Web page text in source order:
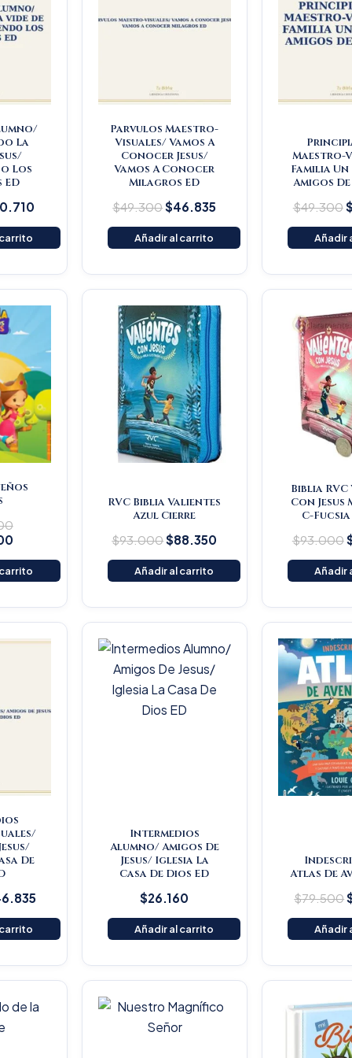
La
Los
Parvulos Maestro-
Visuales/ Vamos A
Conocer Jesus/
Vamos A Conocer
Milagros ED
$49.300$46.835
Añadir al carrito
Maestro-
Familia
Amigos
$49.300$
Añadir
was:
is:
RVC Biblia Valientes
Azul Cierre
$93.000
price
was:
$93.000.
$88.350
Current
price
is:
$88.350.
Añadir al carrito
Biblia
Con Jesus
C-
$93.000
Añadir
De
Current
price
Intermedios
Alumno/ Amigos De
Jesus/ Iglesia La
Casa De Dios ED
$26.160
Añadir al carrito
Atlas De
$79.500
Añadir